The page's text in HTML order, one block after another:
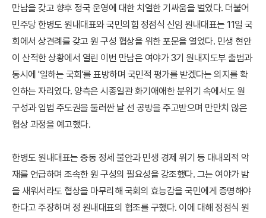
만남을 갖고 향후 정국 운영에 대한 치열한 기싸움을 벌였다. 더불어
민주당 한병도 원내대표와 국민의힘 정점식 신임 원내대표는 11일 국
회에서 상견례를 갖고 원 구성 협상을 위한 포문을 열었다. 민생 현안
이 산적한 상황에서 열린 이번 만남은 여야가 3기 원내지도부 출범과
동시에 '일하는 국회'를 표방하며 국민적 평가를 받겠다는 의지를 확
인하는 자리였다. 양측은 시종일관 화기애애한 분위기 속에서도 원
구성과 입법 주도권을 둘러싼 날 선 공방을 주고받으며 만만치 않은
협상 과정을 예고했다.
한병도 원내대표는 중동 정세 불안과 민생 경제 위기 등 대내외적 악
재를 언급하며 조속한 원 구성의 필요성을 강조했다. 그는 여야가 밤
을 새워서라도 협상을 마무리해 국회의 효능감을 국민에게 증명해야
한다고 주장하며 정 원내대표의 협조를 구했다. 이에 대해 정점식 원